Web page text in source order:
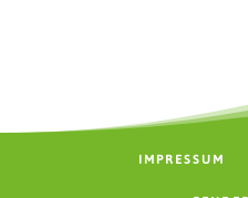
IMPRESSUM